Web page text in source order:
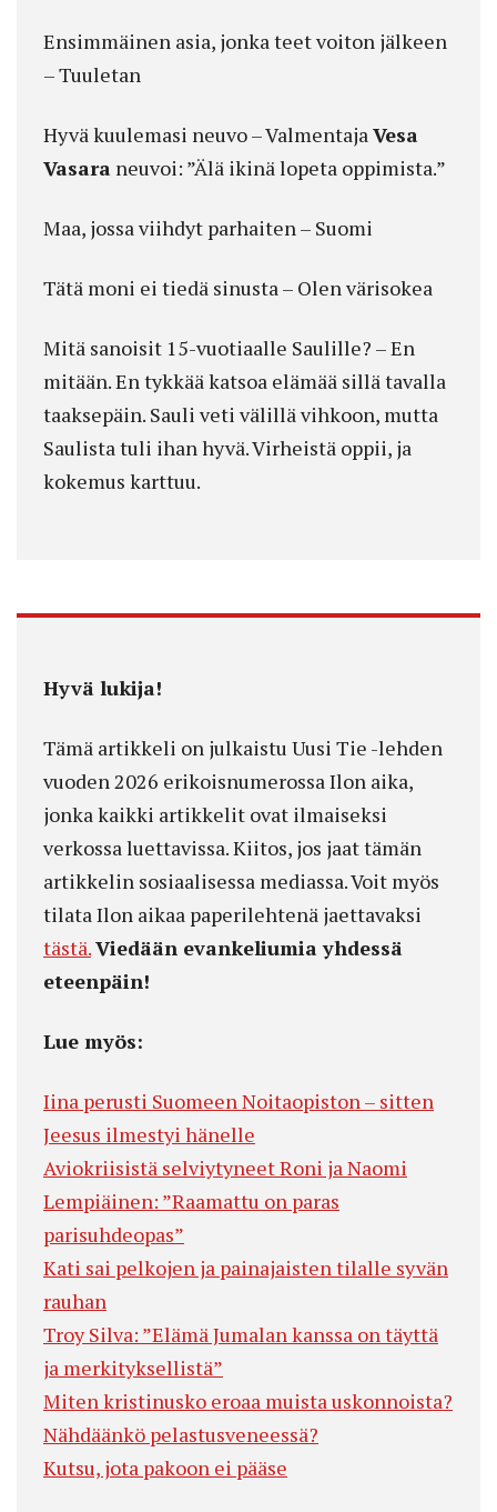
Ensimmäinen asia, jonka teet voiton jälkeen
– Tuuletan
Hyvä kuulemasi neuvo – ValmentajaVesa
Vasara neuvoi: ”Älä ikinä lopeta oppimista.”
Maa, jossa viihdyt parhaiten – Suomi
Tätä moni ei tiedä sinusta – Olen värisokea
Mitä sanoisit 15-vuotiaalle Saulille? – En
mitään. En tykkää katsoa elämää sillä tavalla
taaksepäin. Sauli veti välillä vihkoon, mutta
Saulista tuli ihan hyvä. Virheistä oppii, ja
kokemus karttuu.
Hyvä lukija!
Tämä artikkeli on julkaistu Uusi Tie -lehden
vuoden 2026 erikoisnumerossa Ilon aika,
jonka kaikki artikkelit ovat ilmaiseksi
verkossa luettavissa. Kiitos, jos jaat tämän
artikkelin sosiaalisessa mediassa. Voit myös
tilata Ilon aikaa paperilehtenä jaettavaksi
tästä.Viedään evankeliumia yhdessä
eteenpäin!
Lue myös:
Iina perusti Suomeen Noitaopiston – sitten
Jeesus ilmestyi hänelle
Aviokriisistä selviytyneet Roni ja Naomi
Lempiäinen: ”Raamattu on paras
parisuhdeopas”
Kati sai pelkojen ja painajaisten tilalle syvän
rauhan
Troy Silva: ”Elämä Jumalan kanssa on täyttä
ja merkityksellistä”
Miten kristinusko eroaa muista uskonnoista?
Nähdäänkö pelastusveneessä?
Kutsu, jota pakoon ei pääse